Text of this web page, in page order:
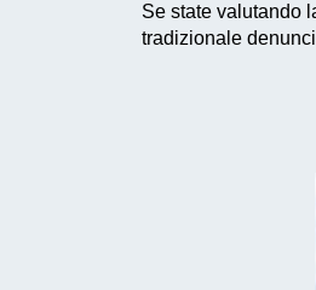
Se state valutando
tradizionale